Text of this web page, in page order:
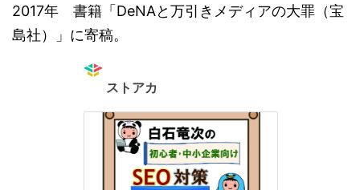
2017年 書籍「DeNAと万引きメディアの大罪（宝
島社）」に寄稿。
ストアカ